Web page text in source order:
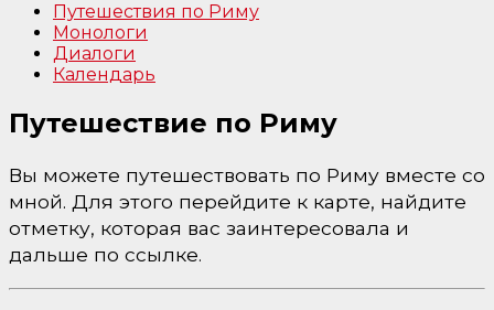
Путешествия по Риму
Монологи
Диалоги
Календарь
Путешествие по Риму
Вы можете путешествовать по Риму вместе со
мной. Для этого перейдите к карте, найдите
отметку, которая вас заинтересовала и
дальше по ссылке.